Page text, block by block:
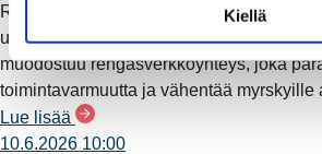
t
a
Kiellä
Rauman Energia on vahvistanut
uudella maa- ja merikaapeliyhteydellä.
muodostuu rengasverkkoyhteys, joka
toimintavarmuutta ja vähentää myrskyille
Lue lisää
10.6.2026 10:00